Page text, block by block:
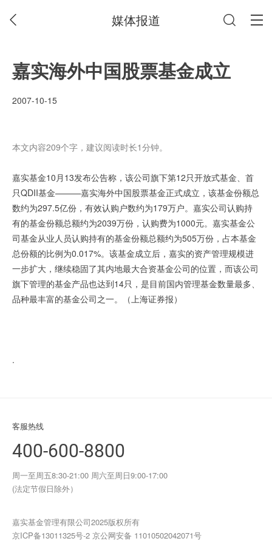
媒体报道
嘉实海外中国股票基金成立
2007-10-15
本文内容209个字，建议阅读时长1分钟。
嘉实基金10月13发布公告称，该公司旗下第12只开放式基金、首
只QDII基金———嘉实海外中国股票基金正式成立，该基金份额总
数约为297.5亿份，有效认购户数约为179万户。嘉实公司认购持
有的基金份额总额约为2039万份，认购费为1000元。嘉实基金公
司基金从业人员认购持有的基金份额总额约为505万份，占本基金
总份额的比例为0.017%。该基金成立后，嘉实的资产管理规模进
一步扩大，继续稳固了其内地最大合资基金公司的位置，而该公司
旗下管理的基金产品也达到14只，是目前国内管理基金数量最多、
品种最丰富的基金公司之一。（上海证券报）
.
客服热线
400-600-8800
周一至周五8:30-21:00 周六至周日9:00-17:00
(法定节假日除外）
嘉实基金管理有限公司2025版权所有
京ICP备13011325号-2 京公网安备 11010502042071号